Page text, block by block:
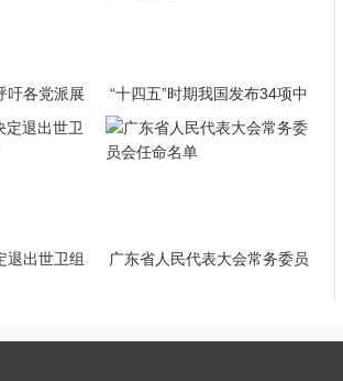
吁各党派展
“十四五”时期我国发布34项中
退出世卫组
广东省人民代表大会常务委员